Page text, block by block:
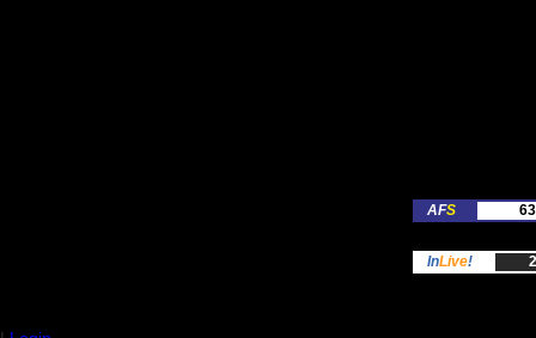
AFS
InLive!